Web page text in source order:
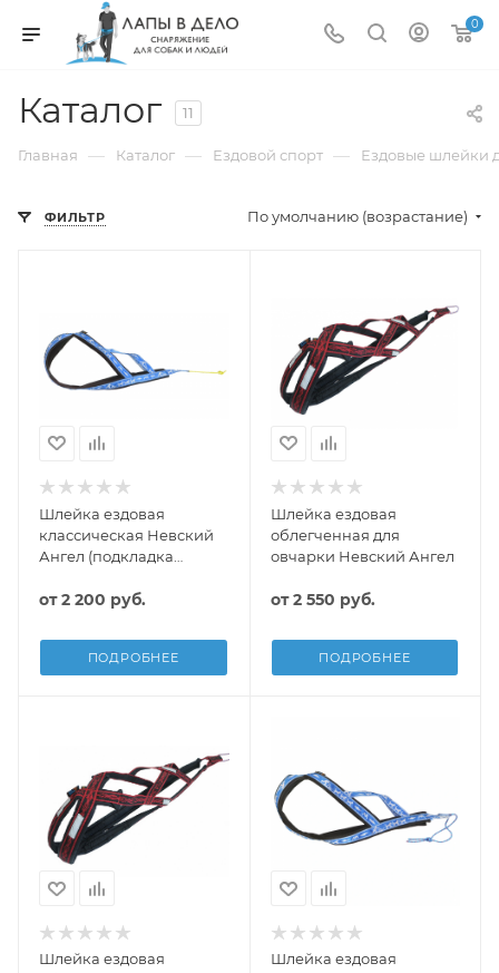
0
Каталог 11
Главная — Каталог — Ездовой спорт — Ездовые шлейки
ФИЛЬТР По умолчанию (возрастание)
Шлейка ездовая
классическая Невский
Ангел (подкладка
светоотражением
от2 200 руб.
ПОДРОБНЕЕ
Шлейка ездовая
облегченная для
овчарки Невский Ангел
от2 550 руб.
ПОДРОБНЕЕ
Шлейка ездовая
Шлейка ездовая